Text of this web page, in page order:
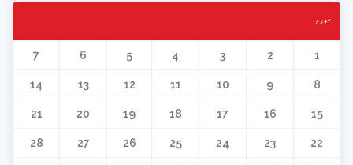
سورہ
1
2
3
4
5
6
7
8
9
10
11
12
13
14
15
16
17
18
19
20
21
22
23
24
25
26
27
28